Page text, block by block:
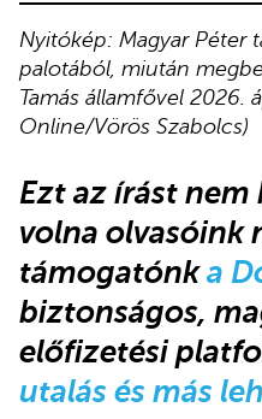
Nyitókép: Magyar Péter
palotából, miután
Tamás államfővel 2026.
Online/Vörös Szabolcs)
Ezt az írást
volna olvasóink
támogatónka
biztonságos,
előfizetési
utalás és más